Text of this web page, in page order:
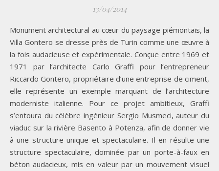
13/04/2014
Monument architectural au cœur du paysage piémontais, la
Villa Gontero se dresse près de Turin comme une œuvre à
la fois audacieuse et expérimentale. Conçue entre 1969 et
1971 par l’architecte Carlo Graffi pour l’entrepreneur
Riccardo Gontero, propriétaire d’une entreprise de ciment,
elle représente un exemple marquant de l’architecture
moderniste italienne. Pour ce projet ambitieux, Graffi
s’entoura du célèbre ingénieur Sergio Musmeci, auteur du
viaduc sur la rivière Basento à Potenza, afin de donner vie
à une structure unique et spectaculaire. Il en résulte une
structure spectaculaire, dominée par un porte-à-faux en
béton audacieux, mis en valeur par un mouvement visuel